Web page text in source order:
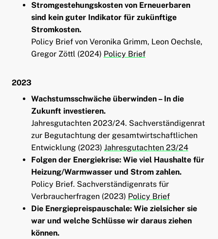
Stromgestehungskosten von Erneuerbaren
sind kein guter Indikator für zukünftige
Stromkosten.
Policy Brief von Veronika Grimm, Leon Oechsle,
Gregor Zöttl (2024) Policy Brief
2023
Wachstumsschwäche überwinden – In die
Zukunft investieren.
Jahresgutachten 2023/24. Sachverständigenrat
zur Begutachtung der gesamtwirtschaftlichen
Entwicklung (2023) Jahresgutachten 23/24
Folgen der Energiekrise: Wie viel Haushalte für
Heizung/Warmwasser und Strom zahlen.
Policy Brief. Sachverständigenrats für
Verbraucherfragen (2023) Policy Brief
Die Energiepreispauschale: Wie zielsicher sie
war und welche Schlüsse wir daraus ziehen
können.